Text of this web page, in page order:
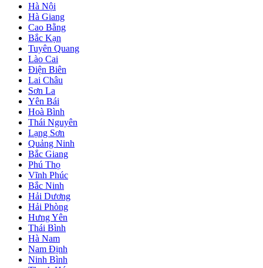
Hà Nội
Hà Giang
Cao Bằng
Bắc Kạn
Tuyên Quang
Lào Cai
Điện Biên
Lai Châu
Sơn La
Yên Bái
Hoà Bình
Thái Nguyên
Lạng Sơn
Quảng Ninh
Bắc Giang
Phú Thọ
Vĩnh Phúc
Bắc Ninh
Hải Dương
Hải Phòng
Hưng Yên
Thái Bình
Hà Nam
Nam Định
Ninh Bình